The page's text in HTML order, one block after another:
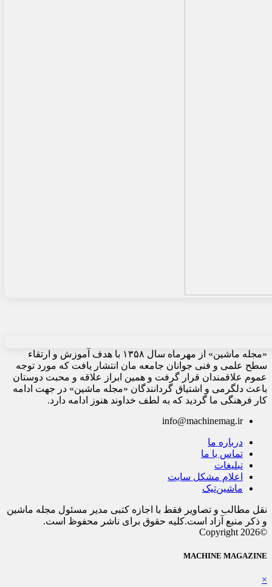
«مجله ماشین» از مهرماه سال ۱۳۵۸ با هدف آموزش و ارتقاء
سطح علمی و فنی جوانان جامعه مان انتشار یافت که مورد توجه
عموم علاقمندان قرار گرفت و همین ابراز علاقه و محبت دوستان
باعث دلگرمی و اشتیاق گردانندگان «مجله ماشین» در جهت ادامه
کار فرهنگی ما گردید که به لطف خداوند هنوز ادامه دارد.
info@machinemag.ir
درباره ما
تماس با ما
تبلیغات
اعلام مشکل سایت
ماشین‌تیک
نقل مطالب و تصاویر فقط با اجازه کتبی مدیر مسئول مجله ماشین
و ذکر منبع آزاد است.کلیه حقوق برای ناشر محفوظ است.
©Copyright 2026
MACHINE MAGAZINE
×